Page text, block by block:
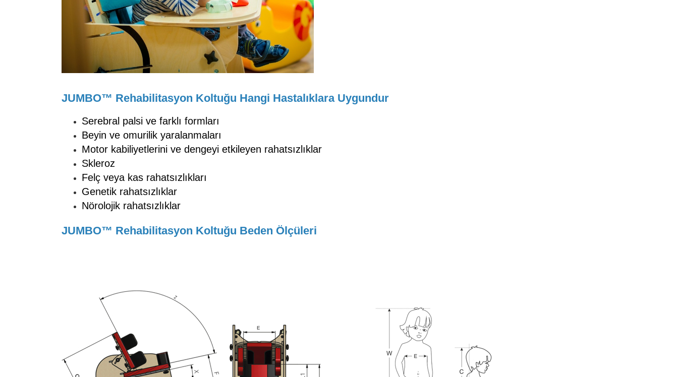
JUMBO™ Rehabilitasyon Koltuğu Hangi Hastalıklara Uygundur
Serebral palsi ve farklı formları
Beyin ve omurilik yaralanmaları
Motor kabiliyetlerini ve dengeyi etkileyen rahatsızlıklar
Skleroz
Felç veya kas rahatsızlıkları
Genetik rahatsızlıklar
Nörolojik rahatsızlıklar
JUMBO™ Rehabilitasyon Koltuğu Beden Ölçüleri